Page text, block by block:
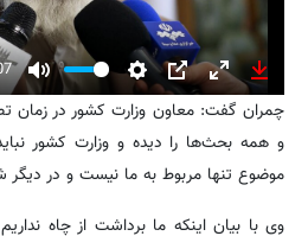
Mute Settings
PIP Enter
fullscreen
چمران گفت: معاون وزارت کشور در
و همه بحث‌ها را دیده و وزارت کشور
موضوع تنها مربوط به ما نیست و در
وی با بیان اینکه ما برداشت از چاه